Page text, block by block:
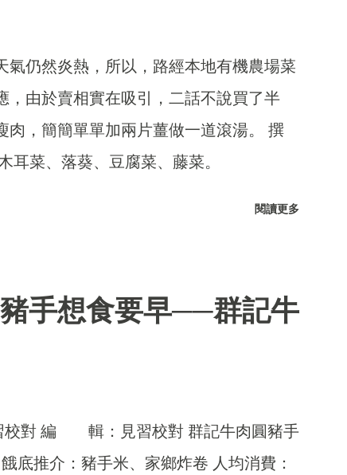
氣仍然炎熱，所以，路經本地有機農場菜
，由於賣相實在吸引，二話不說買了半
肉，簡簡單單加兩片薑做一道滾湯。 撰
耳菜、落葵、豆腐菜、藤菜。
閱讀更多
豬手想食要早──群記牛
對 編 輯：見習校對 群記牛肉圓豬手
底推介：豬手米、家鄉炸卷 人均消費：